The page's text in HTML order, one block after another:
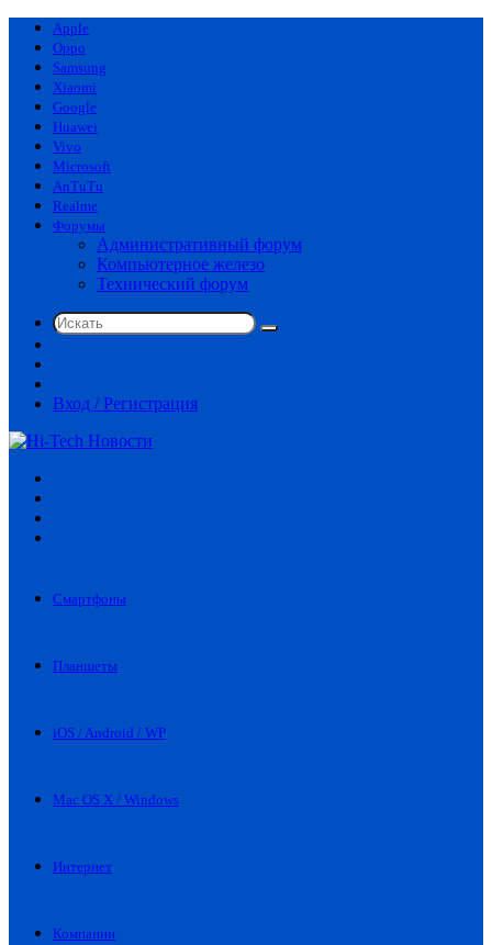
Apple
Oppo
Samsung
Xiaomi
Google
Huawei
Vivo
Microsoft
AnTuTu
Realme
Форумы
Административный форум
Компьютерное железо
Технический форум
Искать
статья
Вход / Регистрация
Смартфоны
Планшеты
iOS / Android / WP
Mac OS X / Windows
Интернет
Компании